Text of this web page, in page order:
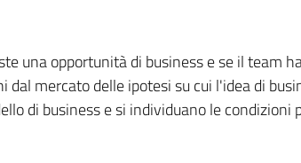
una opportunità di business e se il team
mercato delle ipotesi su cui l'idea di
di business e si individuano le